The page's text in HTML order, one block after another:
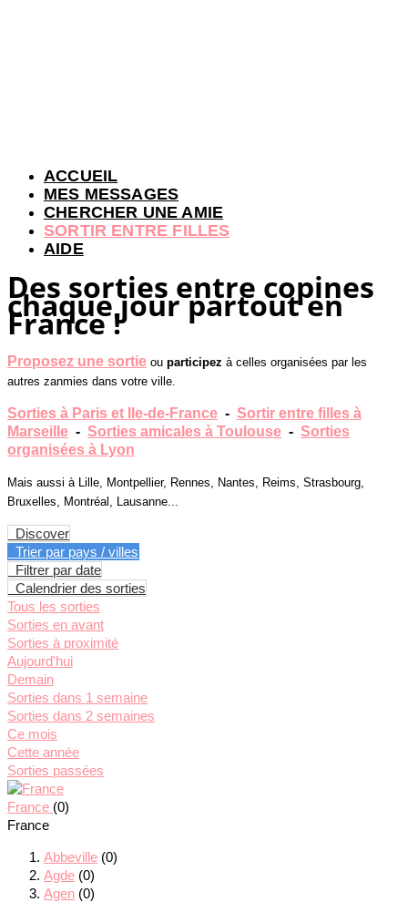
ACCUEIL
MES MESSAGES
CHERCHER UNE AMIE
SORTIR ENTRE FILLES
AIDE
Des sorties entre copines
chaque jour partout en
France !
Proposez une sortie ou participez à celles organisées par les
autres zanmies dans votre ville.
Sorties à Paris et Ile-de-France - Sortir entre filles à
Marseille - Sorties amicales à Toulouse - Sorties
organisées à Lyon
Mais aussi à Lille, Montpellier, Rennes, Nantes, Reims, Strasbourg,
Bruxelles, Montréal, Lausanne...
Discover
Trier par pays / villes
Filtrer par date
Calendrier des sorties
Tous les sorties
Sorties en avant
Sorties à proximité
Aujourd'hui
Demain
Sorties dans 1 semaine
Sorties dans 2 semaines
Ce mois
Cette année
Sorties passées
France (0)
France
Abbeville (0)
Agde (0)
Agen (0)